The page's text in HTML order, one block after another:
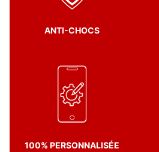
ANTI-CHOCS
100% PERSONNALISÉE